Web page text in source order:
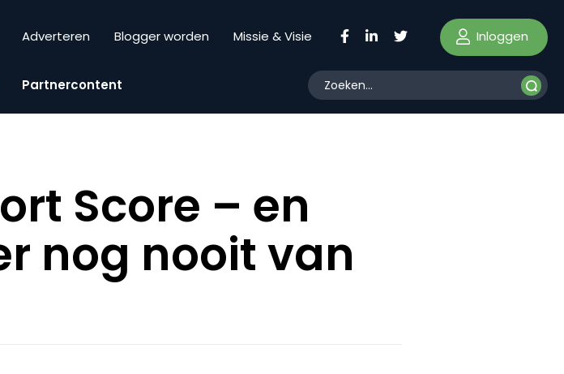
Adverteren Blogger worden Missie & Visie Inloggen
Partnercontent
Score – en
nog nooit van